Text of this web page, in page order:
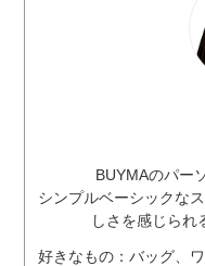
BUYMAのパー
シンプルベーシックな
しさを感じられ
好きなもの：バッグ、